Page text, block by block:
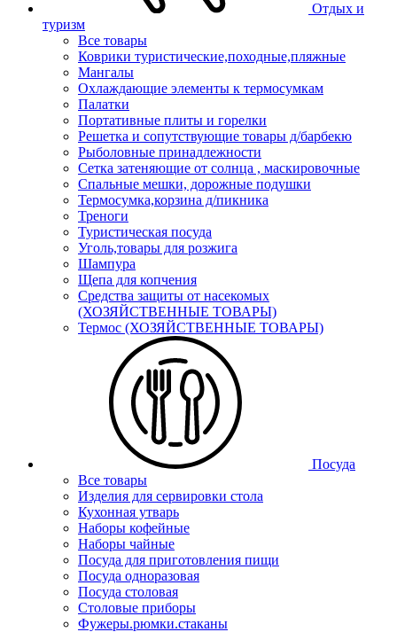
Отдых и
туризм
Все товары
Коврики туристические,походные,пляжные
Мангалы
Охлаждающие элементы к термосумкам
Палатки
Портативные плиты и горелки
Решетка и сопутствующие товары д/барбекю
Рыболовные принадлежности
Сетка затеняющие от солнца , маскировочные
Спальные мешки, дорожные подушки
Термосумка,корзина д/пикника
Треноги
Туристическая посуда
Уголь,товары для розжига
Шампура
Щепа для копчения
Средства защиты от насекомых
(ХОЗЯЙСТВЕННЫЕ ТОВАРЫ)
Термос (ХОЗЯЙСТВЕННЫЕ ТОВАРЫ)
Посуда
Все товары
Изделия для сервировки стола
Кухонная утварь
Наборы кофейные
Наборы чайные
Посуда для приготовления пищи
Посуда одноразовая
Посуда столовая
Столовые приборы
Фужеры.рюмки.стаканы